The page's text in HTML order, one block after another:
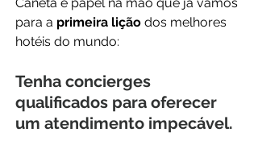
para a primeira lição dos melhores
hotéis do mundo:
Tenha concierges
qualificados para oferecer
um atendimento impecável.